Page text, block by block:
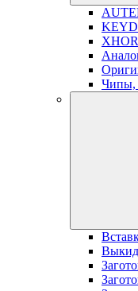
Чипы,